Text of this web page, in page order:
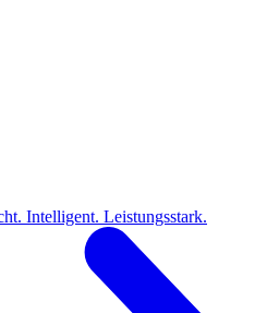
Intelligent. Leistungsstark.